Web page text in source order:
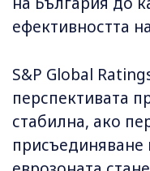
ефективността
S&P Global
перспективата
стабилна, ако